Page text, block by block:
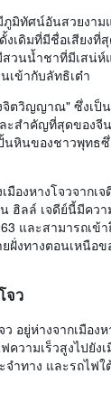
ภูมิทัศน์อันสวยงา
เดิมที่มีชื่อเสียงที่
วนน้ำชาที่มีเสน่ห์
ข้ากับลัทธิเต๋า
จิตวิญญาณ" ซึ่งเป็
ะสำคัญที่สุดของจี
หินของชาวพุทธ
องหางโจวจากเ
ฮิลล์ เจดีย์นี้มีคว
และสามารถเข้
งทางตอนเหนือข
จว
อยู่ห่างจากเมือง
วามเร็วสูงไปยัง
จำทาง และรถไฟ